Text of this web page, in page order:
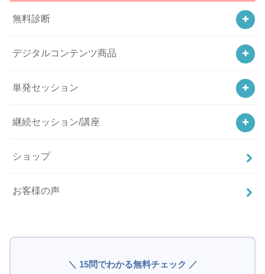
無料診断
デジタルコンテンツ商品
単発セッション
継続セッション/講座
ショップ
お客様の声
＼ 15問でわかる無料チェック ／